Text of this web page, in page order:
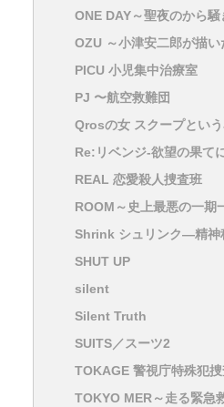
ONE DAY～聖夜のから騒
OZU ～小津安二郎が描い
PICU 小児集中治療室
PJ 〜航空救難団
Qrosの女 スクープとい
Re:リベンジ-欲望の果て
REAL 恋愛殺人捜査班
ROOM～史上最悪の一期
Shrink シュリンク―精
SHUT UP
silent
Silent Truth
SUITS／スーツ2
TOKAGE 警視庁特殊犯
TOKYO MER～走る緊急